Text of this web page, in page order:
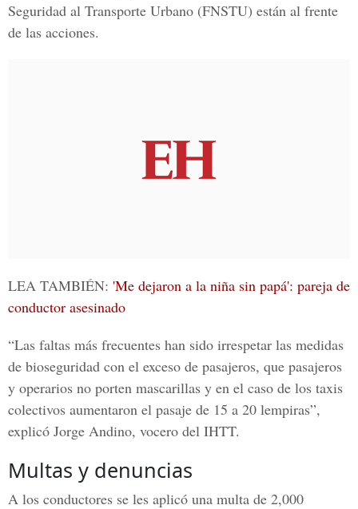
Seguridad al Transporte Urbano (FNSTU) están al frente
de las acciones.
LEA TAMBIÉN: 'Me dejaron a la niña sin papá': pareja de
conductor asesinado
“Las faltas más frecuentes han sido irrespetar las medidas
de bioseguridad con el exceso de pasajeros, que pasajeros
y operarios no porten mascarillas y en el caso de los taxis
colectivos aumentaron el pasaje de 15 a 20 lempiras”,
explicó Jorge Andino, vocero del IHTT.
Multas y denuncias
A los conductores se les aplicó una multa de 2,000